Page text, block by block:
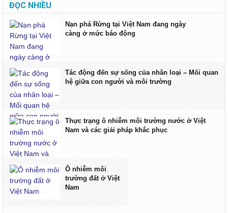
ĐỌC NHIỀU
Nạn phá Rừng tại Việt Nam đang ngày
càng ở mức báo động
Tác động đến sự sống của nhân loại – Mối quan
hệ giữa con người và môi trường
Thực trạng ô nhiễm môi trường nước ở Việt
Nam và các giải pháp khắc phục
Ô nhiễm môi
trường đất ở Việt
Nam